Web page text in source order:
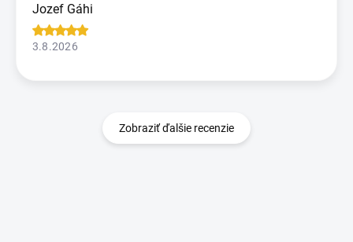
Jozef Gáhi
3.8.2026
Zobraziť ďalšie recenzie